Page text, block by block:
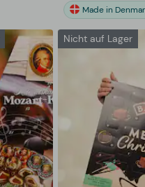
Made in
Nicht auf Lager